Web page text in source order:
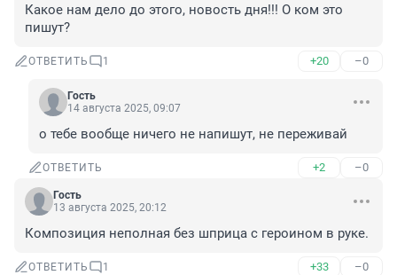
Какое нам дело до этого, новость дня!!! О ком это
пишут?
ОТВЕТИТЬ 1 +20 –0
Гость
14 августа 2025, 09:07
о тебе вообще ничего не напишут, не переживай
ОТВЕТИТЬ +2 –0
Гость
13 августа 2025, 20:12
Композиция неполная без шприца с героином в руке.
ОТВЕТИТЬ 1 +33 –0